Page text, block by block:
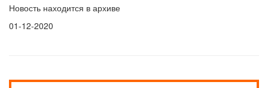
Новость находится в архиве
01-12-2020